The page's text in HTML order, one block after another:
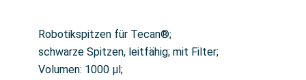
Robotikspitzen für Tecan®;
schwarze Spitzen, leitfähig; mit Filter;
Volumen: 1000 µl;